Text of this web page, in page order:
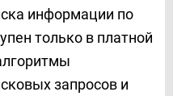
информации по
только в платной
запросов и